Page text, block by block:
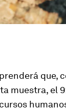
que,
muestra, el